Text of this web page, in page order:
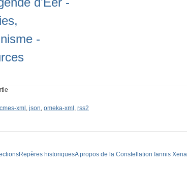
-
xml , json, omeka-xml , rss2
Repères historiquesA propos de la Constellation Iannis